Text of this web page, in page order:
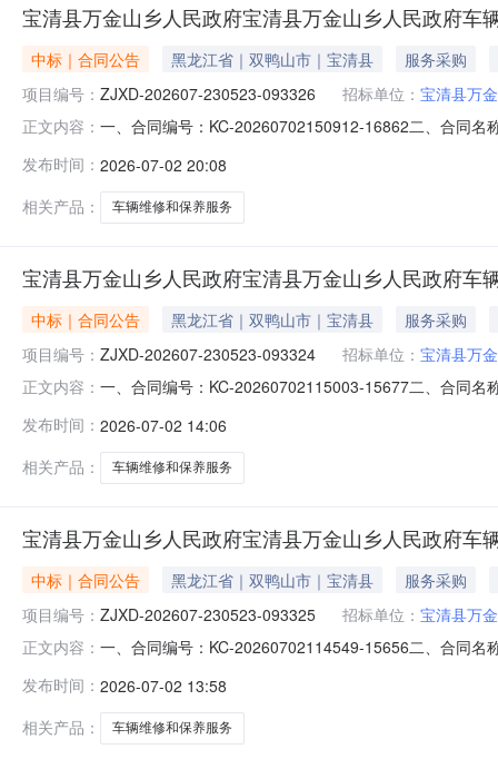
宝清县万金山乡人民政府宝清县万金山乡人民政府车
中标｜合同公告 黑龙江省｜双鸭山市｜宝清县
服务采购
项目编号： ZJXD-202607-230523-093326 招标单位： 宝清县万
正文内容： 一、合同编号：KC-20260702150912-16862二、合同
宝清县车友汽车修理厂地址：宝清县宝清镇人民路双元
发布时间： 2026-07-02 20:08
相关产品：
车辆维修和保养服务
宝清县万金山乡人民政府宝清县万金山乡人民政府车
中标｜合同公告 黑龙江省｜双鸭山市｜宝清县
服务采购
项目编号： ZJXD-202607-230523-093324 招标单位： 宝清县万
正文内容： 一、合同编号：KC-20260702115003-15677二、合同
方)：宝清县盛达汽车修配厂地址：宝清县通达路通达街
发布时间： 2026-07-02 14:06
相关产品：
车辆维修和保养服务
宝清县万金山乡人民政府宝清县万金山乡人民政府车
中标｜合同公告 黑龙江省｜双鸭山市｜宝清县
服务采购
项目编号： ZJXD-202607-230523-093325 招标单位： 宝清县万
正文内容： 一、合同编号：KC-20260702114549-15656二、合同
方)：宝清县盛达汽车修配厂地址：宝清县通达路通达街
发布时间： 2026-07-02 13:58
相关产品：
车辆维修和保养服务